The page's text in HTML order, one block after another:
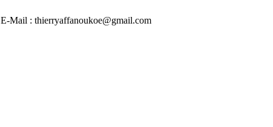
Mail : thierryaffanoukoe@gmail.com